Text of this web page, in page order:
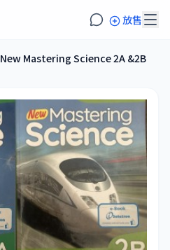
放售
New Mastering Science 2A &2B